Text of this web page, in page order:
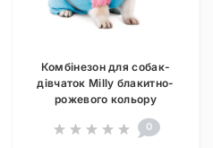
Комбінезон для собак-
дівчаток Milly блакитно-
рожевого кольору
0